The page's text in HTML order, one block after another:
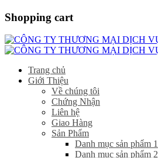
Shopping cart
Trang chủ
Giới Thiệu
Về chúng tôi
Chứng Nhận
Liên hệ
Giao Hàng
Sản Phẩm
Danh mục sản phẩm 1
Danh mục sản phẩm 2